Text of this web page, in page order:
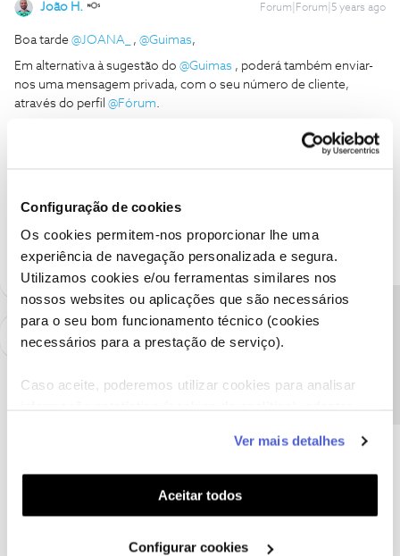
Configuração de cookies
Os cookies permitem-nos proporcionar lhe uma
experiência de navegação personalizada e segura.
Utilizamos cookies e/ou ferramentas similares nos
nossos websites ou aplicações que são necessários
para o seu bom funcionamento técnico (cookies
necessários para a prestação de serviço).
Caso aceite, poderemos utilizar cookies para analisar
funcionalidades (cookies de personalização e
funcionalidade) e adaptar anúncios aos seus interesses
(cookies de publicidade personalizada). Pode gerir a
utilização dos cookies clicando em "Configurar
Ver mais detalhes
Aceitar todos
Configurar cookies
João H. Forum|Forum|5 years ago
Boa tarde @JOANA_ , @Guimas,
Em alternativa à sugestão do @Guimas , poderá também enviar-
nos uma mensagem privada, com o seu número de cliente,
através do perfil @Fórum.
como "Melhor Resposta" e faça "Like" nos melhores comentários.
sempre a par das ultimas novidades.